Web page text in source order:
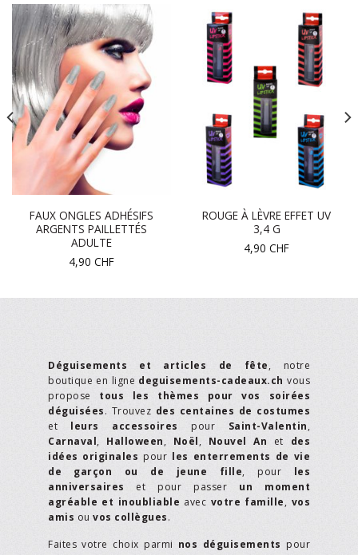
FAUX ONGLES ADHÉSIFS
ARGENTS PAILLETTÉS
ADULTE
4,90 CHF
ROUGE À LÈVRE EFFET UV
3,4 G
4,90 CHF
Déguisements et articles de fête, notre
boutique en ligne deguisements-cadeaux.ch vous
propose tous les thèmes pour vos soirées
déguisées. Trouvez des centaines de costumes
et leurs accessoires pour Saint-Valentin,
Carnaval, Halloween, Noël, Nouvel An et des
idées originales pour les enterrements de vie
de garçon ou de jeune fille, pour les
anniversaires et pour passer un moment
agréable et inoubliable avec votre famille, vos
amis ou vos collègues.
Faites votre choix parmi nos déguisements pour